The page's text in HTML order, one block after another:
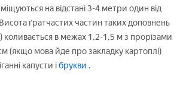
на відстані 3-4 метри один від
Висота ґратчастих частин таких доповнень
коливається в межах 1,2-1,5 м з прорізами
(якщо мова йде про закладку картоплі)
капусти ібрукви .